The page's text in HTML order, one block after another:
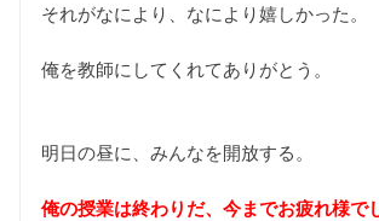
それがなにより、なにより嬉しかった。
俺を教師にしてくれてありがとう。
明日の昼に、みんなを開放する。
俺の授業は終わりだ、今までお疲れ様で